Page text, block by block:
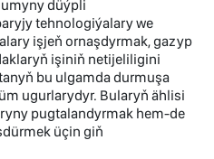
düýpli
tehnologiýalary we
işjeň ornaşdyrmak, gazyp
işiniň netijeliligini
bu ulgamda durmuşa
ugurlarydyr. Bularyň ählisi
pugtalandyrmak hem-de
üçin giň